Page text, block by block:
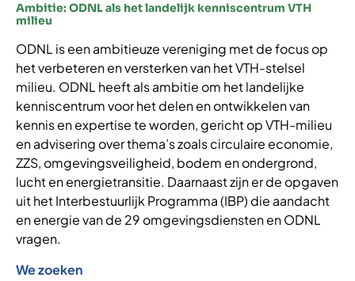
Ambitie: ODNL als het landelijk kenniscentrum VTH
milieu
ODNL is een ambitieuze vereniging met de focus op
het verbeteren en versterken van het VTH-stelsel
milieu. ODNL heeft als ambitie om het landelijke
kenniscentrum voor het delen en ontwikkelen van
kennis en expertise te worden, gericht op VTH-milieu
en advisering over thema’s zoals circulaire economie,
ZZS, omgevingsveiligheid, bodem en ondergrond,
lucht en energietransitie. Daarnaast zijn er de opgaven
uit het Interbestuurlijk Programma (IBP) die aandacht
en energie van de 29 omgevingsdiensten en ODNL
vragen.
We zoeken